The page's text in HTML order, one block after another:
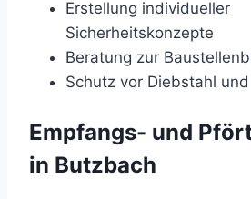
Erstellung individueller
Sicherheitskonzepte
Beratung zur
Schutz vor Diebstahl
Empfangs- und
in Butzbach